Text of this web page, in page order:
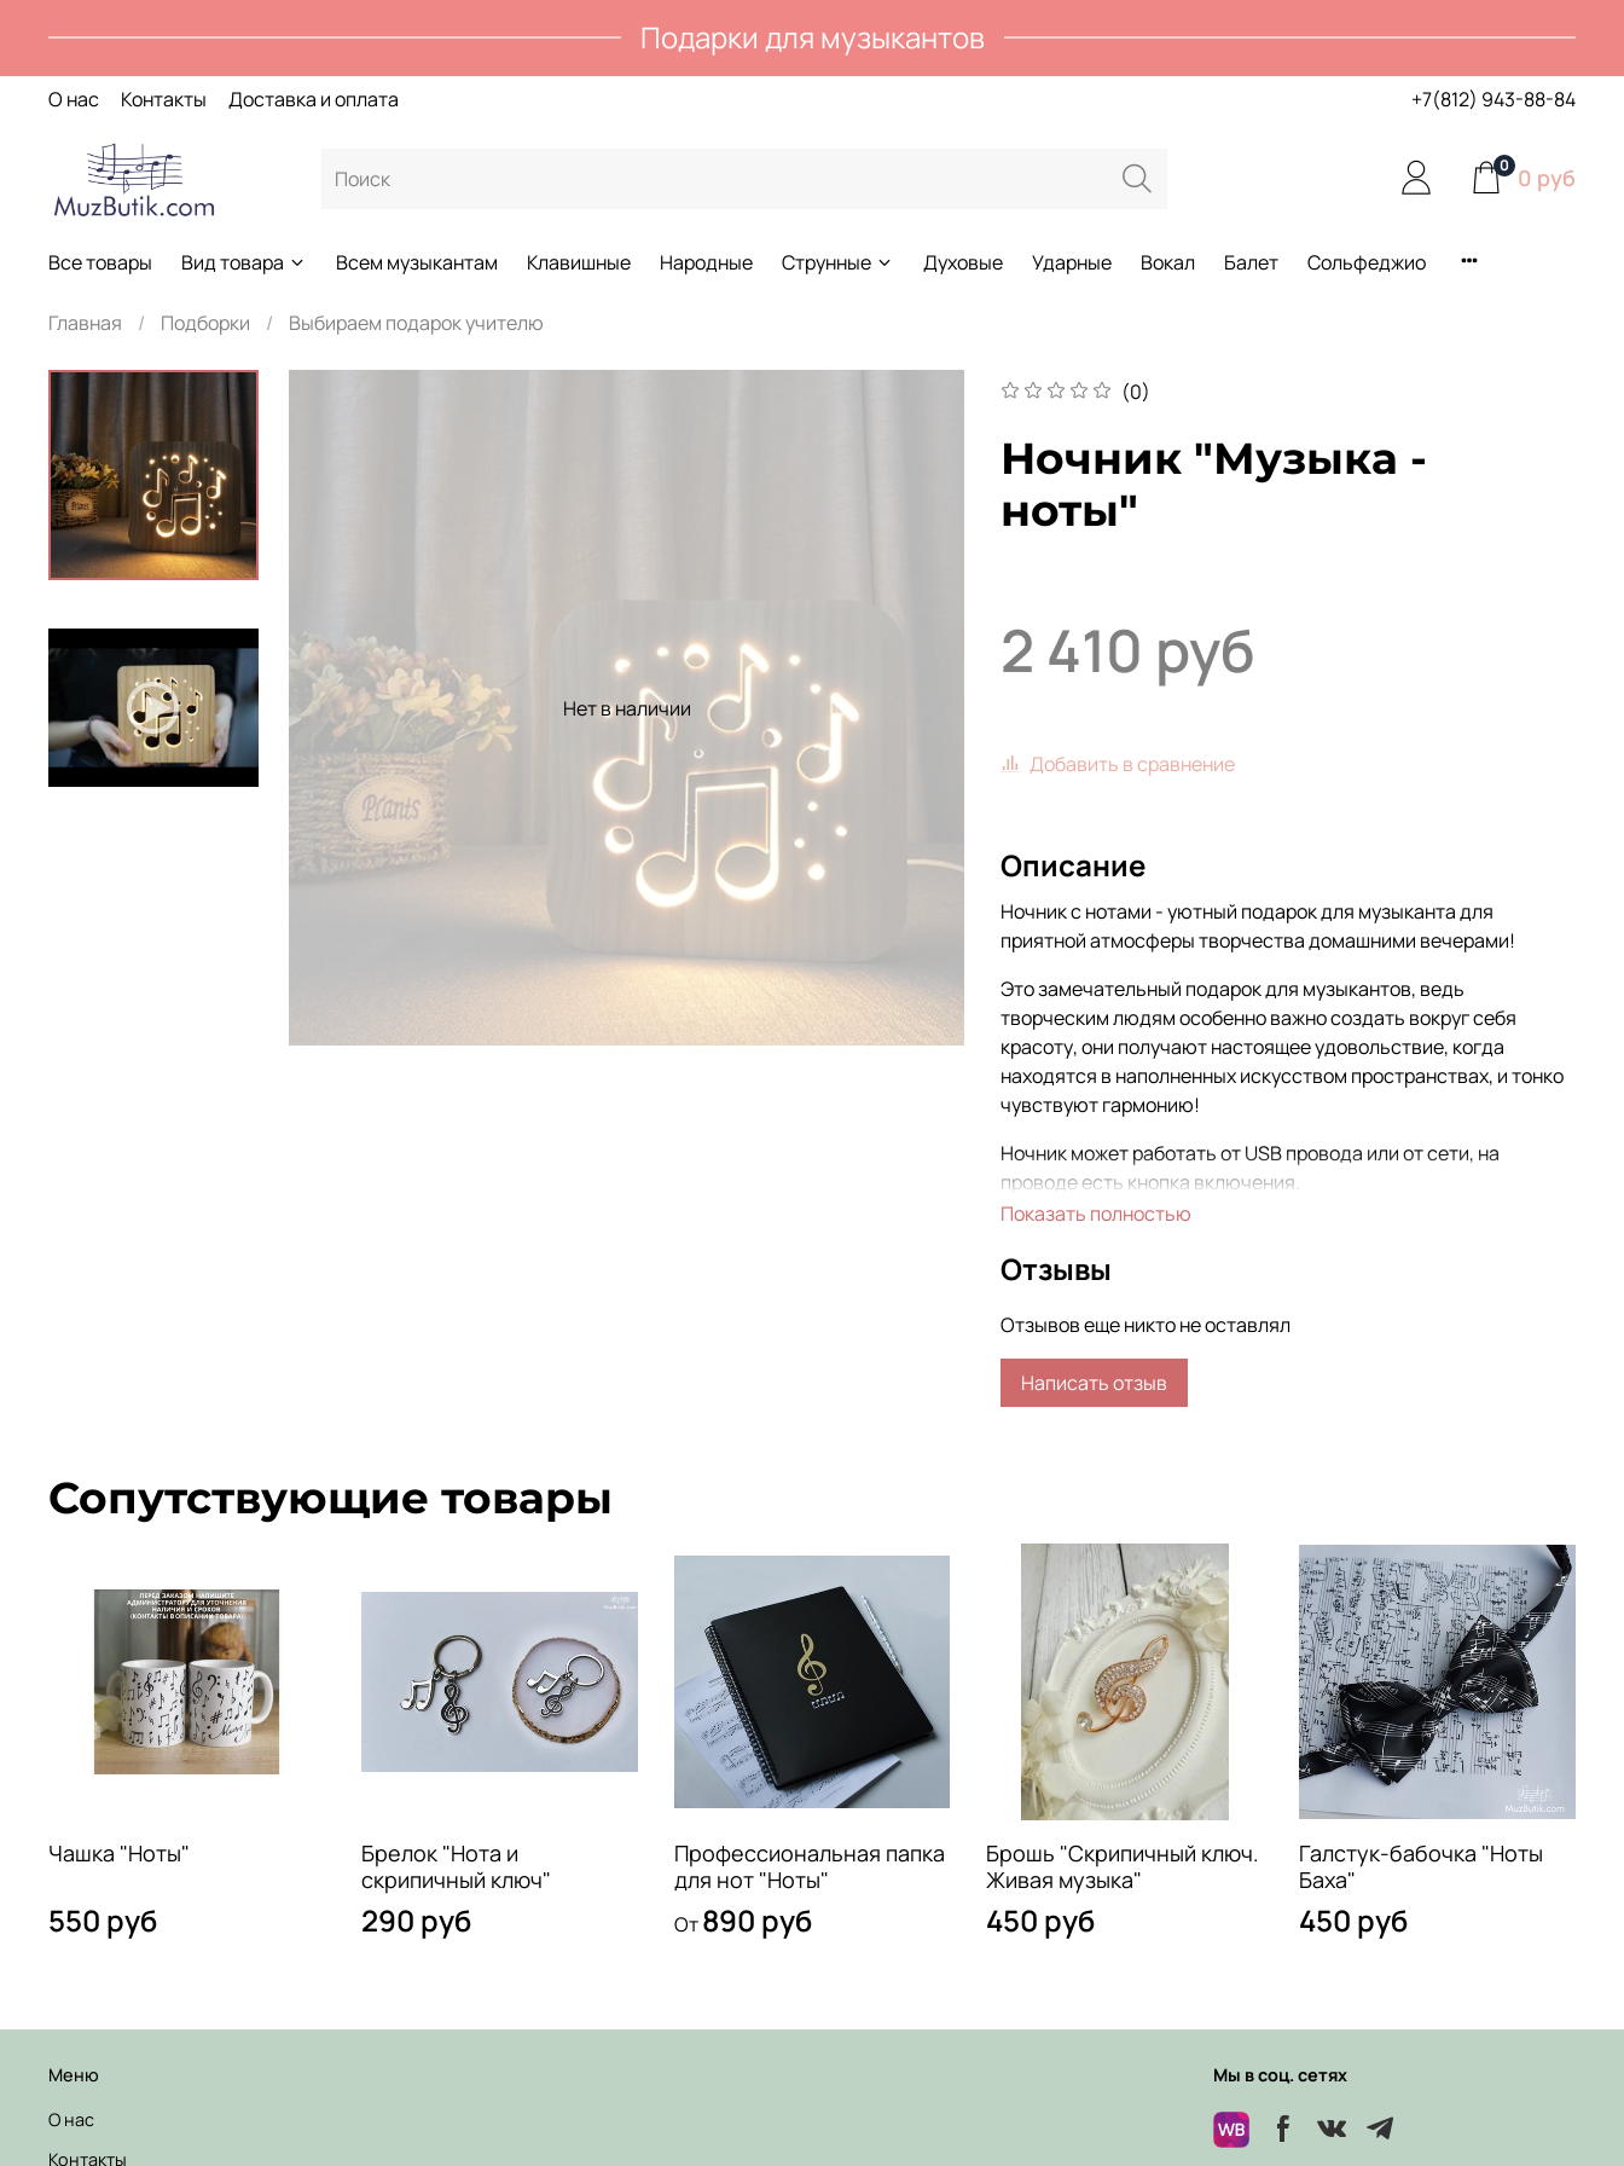
Подарки для музыкантов
О нас Контакты Доставка и оплата +7(812) 943-88-84
0 0 руб
Все товары Вид товара Всем музыкантам Клавишные Народные Струнные Духовые Ударные Вокал Балет Сольфеджио
Главная Подборки Выбираем подарок учителю
Нет в наличии
(0)
Ночник "Музыка -
ноты"
2 410 руб
Добавить в сравнение
Описание
Ночник с нотами - уютный подарок для музыканта для
приятной атмосферы творчества домашними вечерами!
Это замечательный подарок для музыкантов, ведь
творческим людям особенно важно создать вокруг себя
красоту, они получают настоящее удовольствие, когда
находятся в наполненных искусством пространствах, и тонко
чувствуют гармонию!
Ночник может работать от USB провода или от сети, на
проводе есть кнопка включения.
В комплекте с ночником идет USB провод.
Размер: 19*19*3 см.
Показать полностью
Отзывы
Отзывов еще никто не оставлял
Написать отзыв
Сопутствующие товары
Чашка "Ноты"
550 руб
Брелок "Нота и
скрипичный ключ"
290 руб
Профессиональная папка
для нот "Ноты"
От 890 руб
Брошь "Скрипичный ключ.
Живая музыка"
450 руб
Галстук-бабочка "Ноты
Баха"
450 руб
Меню
О нас
Контакты
Мы в соц. сетях